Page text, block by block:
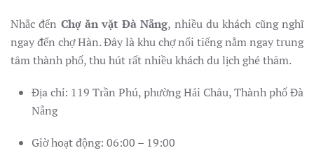
Nhắc đến Chợ ăn vặt Đà Nẵng, nhiều du khách cũng nghĩ
ngay đến chợ Hàn. Đây là khu chợ nổi tiếng nằm ngay trung
tâm thành phố, thu hút rất nhiều khách du lịch ghé thăm.
Địa chỉ: 119 Trần Phú, phường Hải Châu, Thành phố Đà
Nẵng
Giờ hoạt động: 06:00 – 19:00